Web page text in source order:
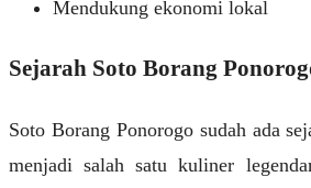
Mendukung ekonomi lokal
Sejarah Soto Borang
Soto Borang Ponorogo sudah ada
menjadi salah satu kuliner